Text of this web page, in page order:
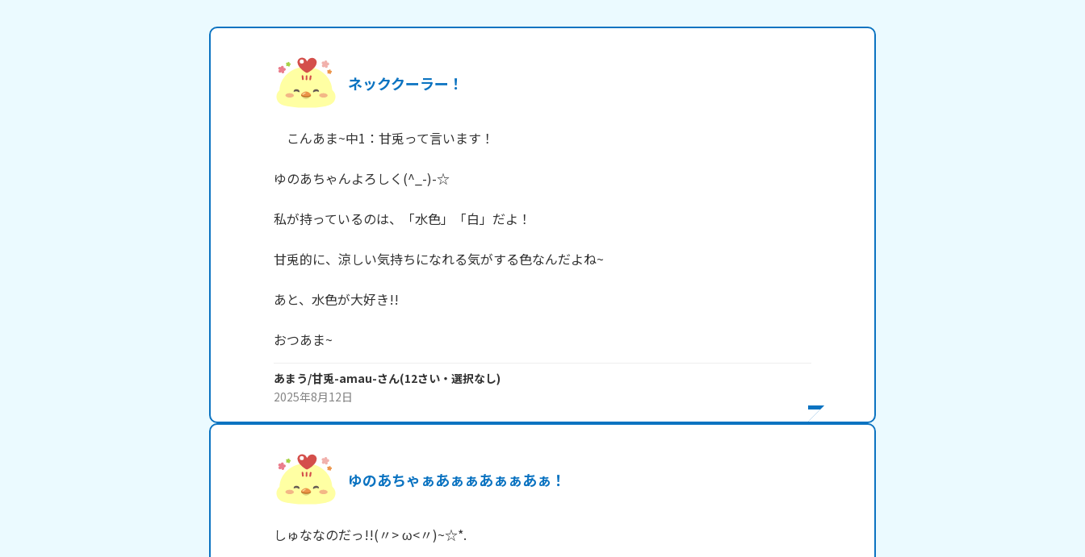
ネッククーラー！
こんあま~中1：甘兎って言います！
ゆのあちゃんよろしく(^_-)-☆
私が持っているのは、「水色」「白」だよ！
甘兎的に、涼しい気持ちになれる気がする色なんだよね~
あと、水色が大好き!!
おつあま~
あまう/甘兎-amau-さん(12さい・ 選択なし)
2025年8月12日
ゆのあちゃぁあぁぁあぁぁあぁ！
しゅななのだっ!!(〃> ω<〃)~☆*.